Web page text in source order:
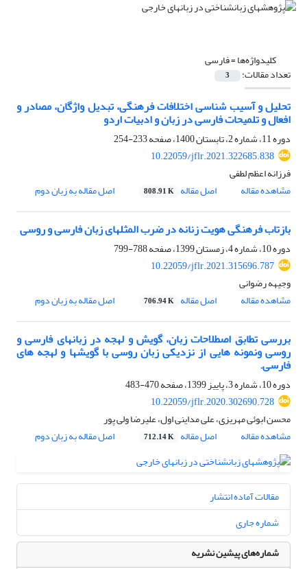
کلیدواژه‌ها =فارسی
تعداد مقالات: 3
تحلیل و آسیب شناسی اختلافات فرهنگی، تبدیل واژگان، مصادر و
افعال و تلمیحات فارسی در زبان و ادبیات اردو
دوره 11، شماره 2، تابستان 1400، صفحه
233-254
10.22059/jflr.2021.322685.838
فرزانه اعظم لطفی
مشاهده مقاله
اصل مقاله 808.91 K اصل مقاله به زبان دوم
بازتاب فرهنگی هویت زنانه در ضرب المثلهای زبان فارسی و روسی
دوره 10، شماره 4، زمستان 1399، صفحه
788-799
10.22059/jflr.2021.315696.787
وجیهه رضوانی
مشاهده مقاله
اصل مقاله 706.94 K اصل مقاله به زبان دوم
بررسی تطابق اصطلاحات زبان، گویش و لهجه در زبانهای فارسی و
روسی ونمونه هایی از نزدیکی زبان روسی با گویشها و لهجه های
فارسی.
دوره 10، شماره 3، پاییز 1399، صفحه
470-483
10.22059/jflr.2020.302690.728
محسن ابوئی مهریزی، علی مداینی اول، علیرضا ولی پور
مشاهده مقاله
اصل مقاله 712.14 K اصل مقاله به زبان دوم
مقالات آماده انتشار
شماره جاری
شماره‌های پیشین نشریه